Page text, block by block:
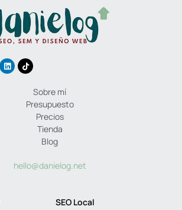
Sobre mí
Presupuesto
Precios
Tienda
Blog
hello@danielog.net
SEO Local